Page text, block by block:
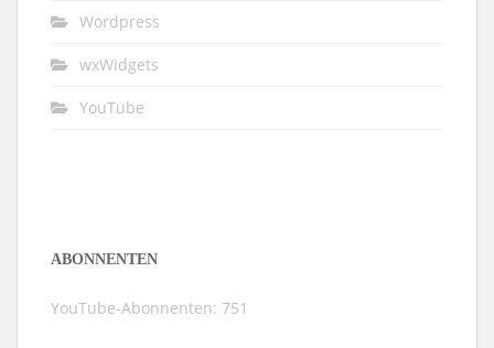
Wordpress
wxWidgets
YouTube
ABONNENTEN
YouTube-Abonnenten: 751